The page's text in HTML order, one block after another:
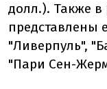
долл.). Также в
представлены
"Ливерпуль",
"Пари Сен-